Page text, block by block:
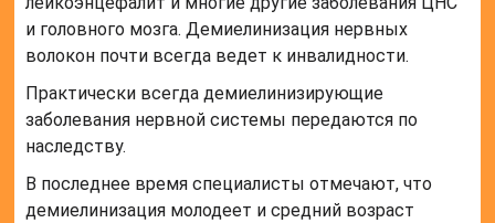
и головного мозга. Демиелинизация нервных
волокон почти всегда ведет к инвалидности.
Практически всегда демиелинизирующие
заболевания нервной системы передаются по
наследству.
В последнее время специалисты отмечают, что
демиелинизация молодеет и средний возраст